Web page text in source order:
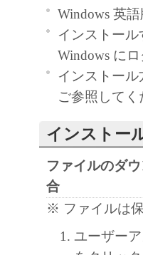
す。）との間
お客様は、
点、または「
をもって、
お客様が本
１．許諾
(1) キヤノン
のために、「
通じ接続され
と言います。
契約書にお
Windows 英
インストール
Windows に
インストール
ご参照してく
インストー
ファイルのダ
合
※ ファイルは
ユーザー